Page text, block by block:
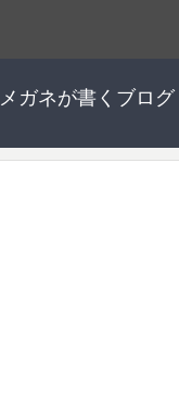
メガネが書くブログ